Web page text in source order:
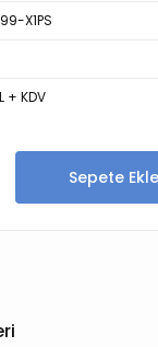
X1PS
+ KDV
Sepete Ekle